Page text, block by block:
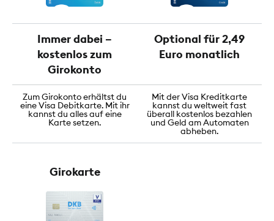
Immer dabei –
kostenlos zum
Girokonto
Optional für 2,49
Euro monatlich
Zum Girokonto erhältst du
eine Visa Debitkarte. Mit ihr
kannst du alles auf eine
Karte setzen.
Mit der Visa Kreditkarte
kannst du weltweit fast
überall kostenlos bezahlen
und Geld am Automaten
abheben.
Girokarte